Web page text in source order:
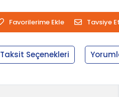
Favorilerime Ekle Tavsiye Et
Taksit Seçenekleri